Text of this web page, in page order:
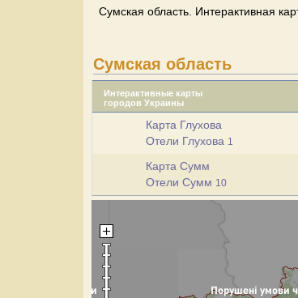
Сумская область. Интерактивная
Сумская область
Интерактивные карты
городов Украины
Карта Глухова
Отели Глухова 1
Карта Сумм
Отели Сумм 10